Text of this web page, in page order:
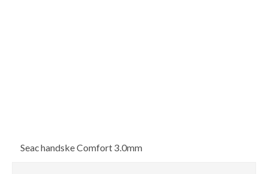
Seac handske Comfort 3.0mm